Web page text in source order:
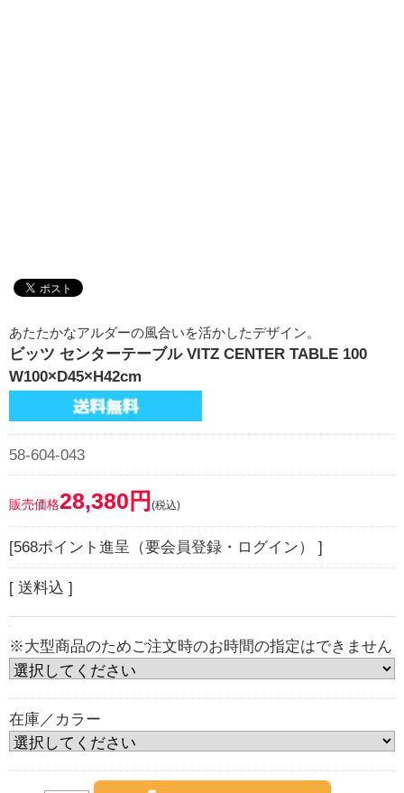
あたたかなアルダーの風合いを活かしたデザイン。
ビッツ センターテーブル VITZ CENTER TABLE 100
W100×D45×H42cm
58-604-043
販売価格28,380円 (税込)
[568ポイント進呈（要会員登録・ログイン） ]
[ 送料込 ]
※大型商品のためご注文時のお時間の指定はできません
在庫／カラー